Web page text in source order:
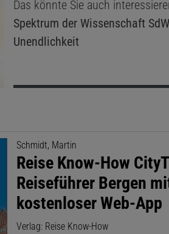
Das könnte Sie auch
Spektrum der Wissenschaft
Unendlichkeit
Schmidt, Martin
Reise Know-How
Reiseführer Bergen
kostenloser Web-App
Verlag: Reise Know-How